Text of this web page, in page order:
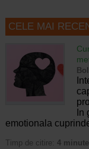
CELE MAI
In
emotionala
Timp de citire: 4